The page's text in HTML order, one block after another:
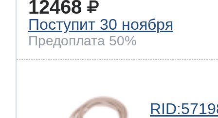
12468
Поступит 30 ноября
Предоплата 50%